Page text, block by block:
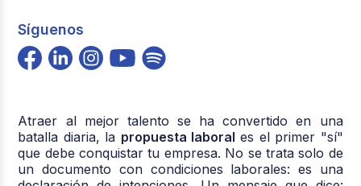
Síguenos
Atraer al mejor talento se ha convertido en una
batalla diaria, la propuesta laboral es el primer "sí"
que debe conquistar tu empresa. No se trata solo de
un documento con condiciones laborales: es una